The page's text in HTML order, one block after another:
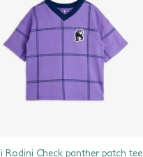
Rodini Check panther patch tee